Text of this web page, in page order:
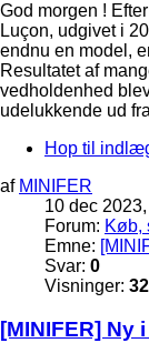
God morgen !
Luçon, udgivet i
endnu en model,
Resultatet af
vedholdenhed
udelukkende ud
Hop til
af MINIFER
10 dec
Forum: Køb,
Emne:
Svar: 0
Visninger:
[MINIFER] Ny